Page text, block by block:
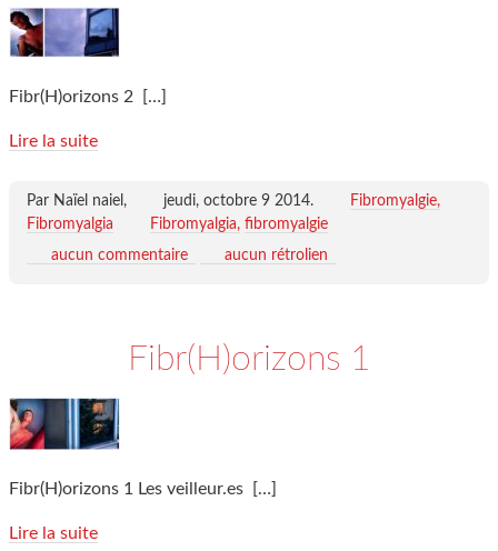
Fibr(H)orizons 2 […]
Lire la suite
Par Naïel naiel, jeudi, octobre 9 2014.
Fibromyalgie,
Fibromyalgia
Fibromyalgia fibromyalgie
aucun commentaire
aucun rétrolien
Fibr(H)orizons 1
Fibr(H)orizons 1 Les veilleur.es […]
Lire la suite